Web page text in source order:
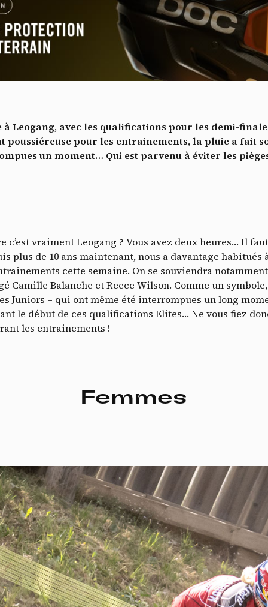
à Leogang, avec les qualifications pour les demi-
pour les entrainements, la pluie a fait
un moment… Qui est parvenu à éviter les
c’est vraiment Leogang ? Vous avez deux heures… Il
plus de 10 ans maintenant, nous a davantage habitués
cette semaine. On se souviendra
Camille Balanche et Reece Wilson. Comme un
Juniors – qui ont même été interrompues un long
le début de ces qualifications Elites… Ne vous fiez
les entrainements !
Femmes
de recevoir cette lettre d'information et je comprends que je peux
à tout moment
Je m’abonne
Vidéos
Vimeo interdit Ce service peut déposer 8 cookies.
Autoriser Interdire